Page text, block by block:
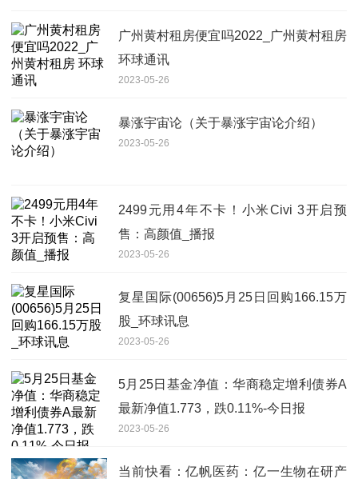
广州黄村租房便宜吗2022_广州黄村租房
环球通讯
2023-05-26
暴涨宇宙论（关于暴涨宇宙论介绍）
2023-05-26
2499元用4年不卡！小米Civi 3开启预
售：高颜值_播报
2023-05-26
复星国际(00656)5月25日回购166.15万
股_环球讯息
2023-05-26
5月25日基金净值：华商稳定增利债券A
最新净值1.773，跌0.11%-今日报
2023-05-26
当前快看：亿帆医药：亿一生物在研产